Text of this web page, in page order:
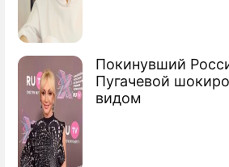
Покинувший
Пугачевой
видом